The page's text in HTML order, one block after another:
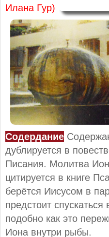
Илана Гур)
Содердание
дублируется в
Писания. Молитва
цитируется в книге
берётся Иисусом в
предстоит
подобно как это
Иона внутри рыбы.